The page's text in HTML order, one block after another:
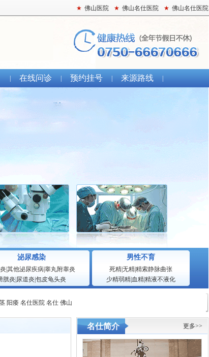
★ 佛山医院 ★ 佛山名仕医院 ★ 佛山名仕医院
在线问诊 预约挂号 来源路线
泌尿感染
其他泌尿疾病睾丸附睾炎
胱炎 尿道炎 包皮龟头炎
男性不育
死精|无精|精索静脉曲张
少精弱精| 血精|精液不液化
阳痿 名仕医院 名仕 佛山
名仕简介 更多>>